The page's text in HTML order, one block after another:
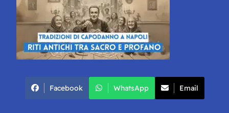
Facebook WhatsApp Email